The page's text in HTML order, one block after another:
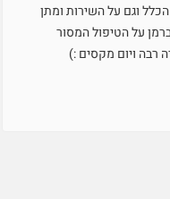
וגם על השירות ומתן
על הטיפול המסור
רבה ויום מקסים :)